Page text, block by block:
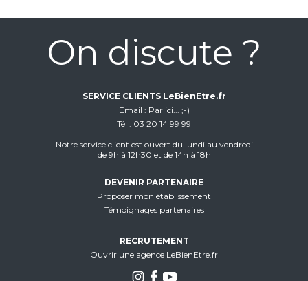
On discute ?
SERVICE CLIENTS LeBienEtre.fr
Email
Par ici... ;-)
Tél
03 20 14 99 99
Notre service client est ouvert du lundi au vendredi
de 9h à 12h30 et de 14h à 18h
DEVENIR PARTENAIRE
Proposer mon établissement
Témoignages partenaires
RECRUTEMENT
Ouvrir une agence LeBienEtre.fr